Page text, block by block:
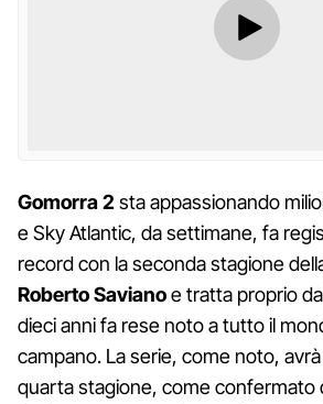
Gomorra 2sta appassionando
e Sky Atlantic, da settimane, fa
record con la seconda stagione
Roberto Savianoe tratta proprio
dieci anni fa rese noto a tutto il
campano. La serie, come noto,
quarta stagione, come confermato